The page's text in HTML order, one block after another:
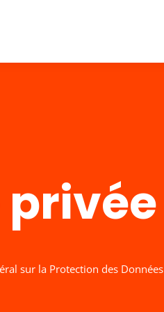
privée
sur la Protection des Données